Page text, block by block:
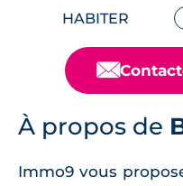
HABITER
📧
À propos de
Immo9 vous